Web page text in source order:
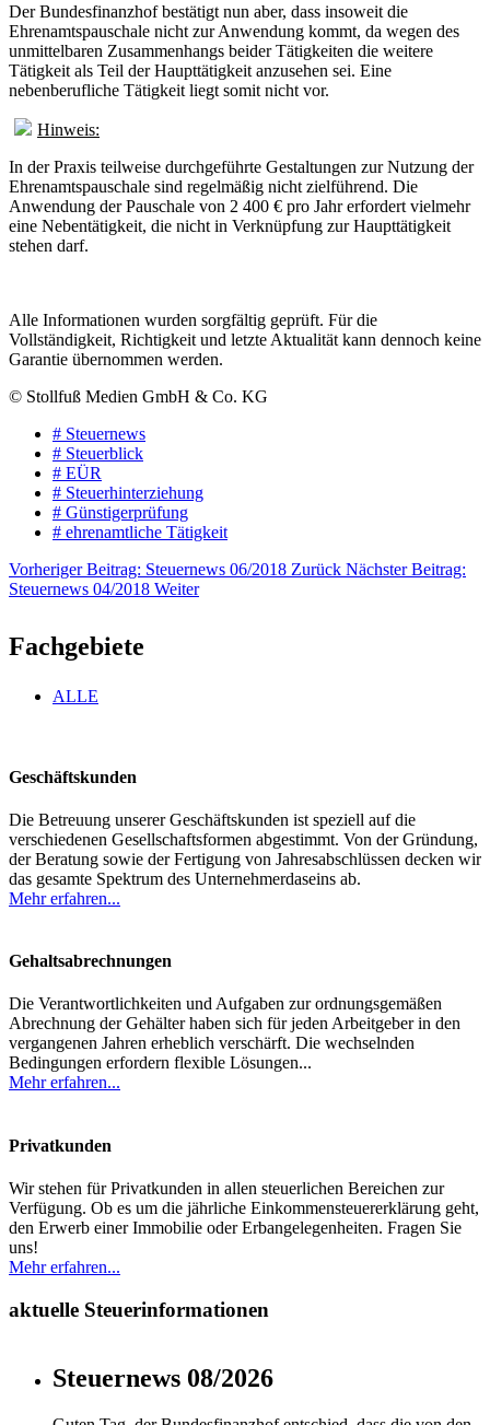
Der Bundesfinanzhof bestätigt nun aber, dass insoweit die
Ehrenamtspauschale nicht zur Anwendung kommt, da wegen des
unmittelbaren Zusammenhangs beider Tätigkeiten die weitere
Tätigkeit als Teil der Haupttätigkeit anzusehen sei. Eine
nebenberufliche Tätigkeit liegt somit nicht vor.
Hinweis:
In der Praxis teilweise durchgeführte Gestaltungen zur Nutzung der
Ehrenamtspauschale sind regelmäßig nicht zielführend. Die
Anwendung der Pauschale von 2 400 € pro Jahr erfordert vielmehr
eine Nebentätigkeit, die nicht in Verknüpfung zur Haupttätigkeit
stehen darf.
Alle Informationen wurden sorgfältig geprüft. Für die
Vollständigkeit, Richtigkeit und letzte Aktualität kann dennoch keine
Garantie übernommen werden.
© Stollfuß Medien GmbH & Co. KG
# Steuernews
# Steuerblick
# EÜR
# Steuerhinterziehung
# Günstigerprüfung
# ehrenamtliche Tätigkeit
Vorheriger Beitrag: Steuernews 06/2018 Zurück Nächster Beitrag:
Steuernews 04/2018 Weiter
Fachgebiete
ALLE
Geschäftskunden
Die Betreuung unserer Geschäftskunden ist speziell auf die
verschiedenen Gesellschaftsformen abgestimmt. Von der Gründung,
der Beratung sowie der Fertigung von Jahresabschlüssen decken wir
das gesamte Spektrum des Unternehmerdaseins ab.
Mehr erfahren...
Gehaltsabrechnungen
Die Verantwortlichkeiten und Aufgaben zur ordnungsgemäßen
Abrechnung der Gehälter haben sich für jeden Arbeitgeber in den
vergangenen Jahren erheblich verschärft. Die wechselnden
Bedingungen erfordern flexible Lösungen...
Mehr erfahren...
Privatkunden
Wir stehen für Privatkunden in allen steuerlichen Bereichen zur
Verfügung. Ob es um die jährliche Einkommensteuererklärung geht,
den Erwerb einer Immobilie oder Erbangelegenheiten. Fragen Sie
uns!
Mehr erfahren...
aktuelle Steuerinformationen
Steuernews 08/2026